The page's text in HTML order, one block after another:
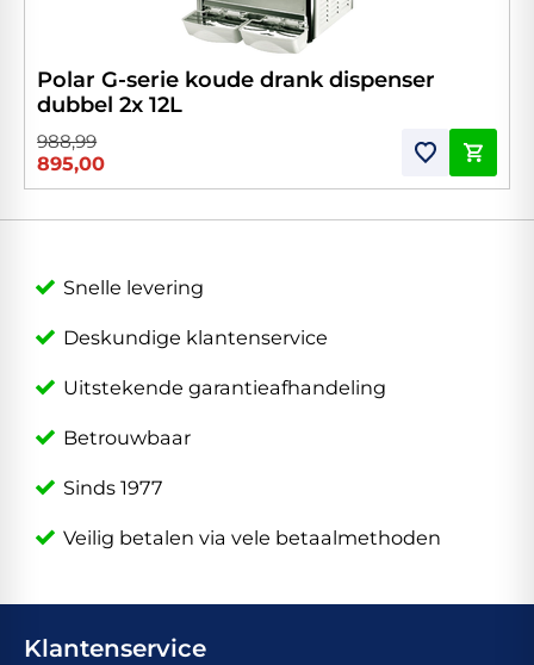
Polar G-serie koude drank dispenser
dubbel 2x 12L
988,99
895,00
Snelle levering
Deskundige klantenservice
Uitstekende garantieafhandeling
Betrouwbaar
Sinds 1977
Veilig betalen via vele betaalmethoden
Klantenservice